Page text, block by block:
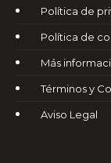
Política de
Política de
Más
Términos y
Aviso Legal